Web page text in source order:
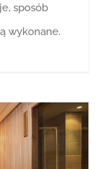
sposób
wykonane.